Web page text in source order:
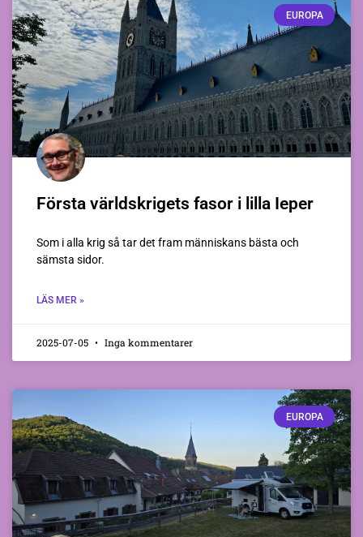
EUROPA
Första världskrigets fasor i lilla Ieper
Som i alla krig så tar det fram människans bästa och
sämsta sidor.
LÄS MER »
2025-07-05 Inga kommentarer
EUROPA